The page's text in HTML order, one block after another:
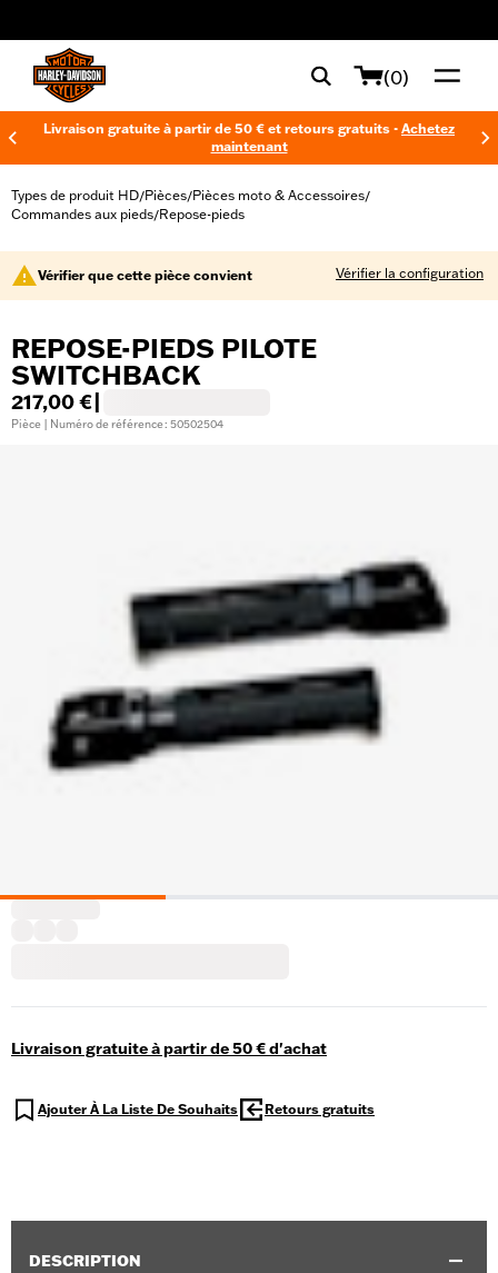
(0)
Livraison gratuite à partir de 50 € et retours gratuits - Achetez
maintenant
Types de produit HD/Pièces/Pièces moto & Accessoires/
Commandes aux pieds/Repose-pieds
Vérifier que cette pièce convient Vérifier la configuration
REPOSE-PIEDS PILOTE
SWITCHBACK
217,00 €
Pièce | Numéro de référence : 50502504
Livraison gratuite à partir de 50 € d'achat
Ajouter À La Liste De Souhaits Retours gratuits
DESCRIPTION